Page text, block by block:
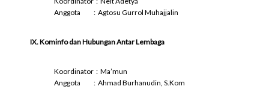
Anggota : Agtosu Gurrol Muhajjalin
IX. Kominfo dan Hubungan Antar Lembaga
Koordinator : Ma’mun
Anggota : Ahmad Burhanudin, S.Kom